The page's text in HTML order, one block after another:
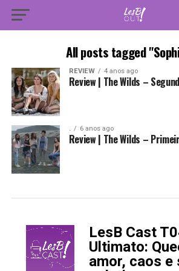
All posts tagged
REVIEW 4 anos ago
Review | The Wilds –
. 6 anos ago
Review | The Wilds –
LesB Cast
Ultimato:
amor, caos e
-